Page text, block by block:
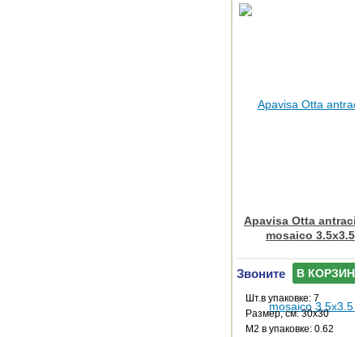
Apavisa Otta
mosaico 3.5x3.5
Звоните В КОРЗИНУ
Шт.в упаковке: 7
Размер, см: 30x30
М2 в упаковке: 0.62